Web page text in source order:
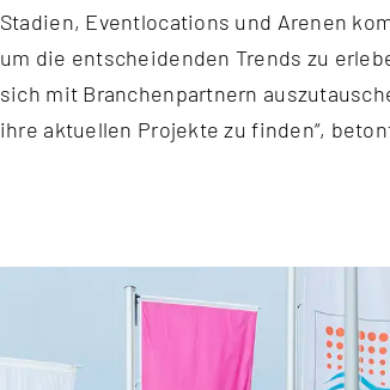
Stadien, Eventlocations und Arenen
um die entscheidenden Trends zu
sich mit Branchenpartnern
ihre aktuellen Projekte zu finden“,